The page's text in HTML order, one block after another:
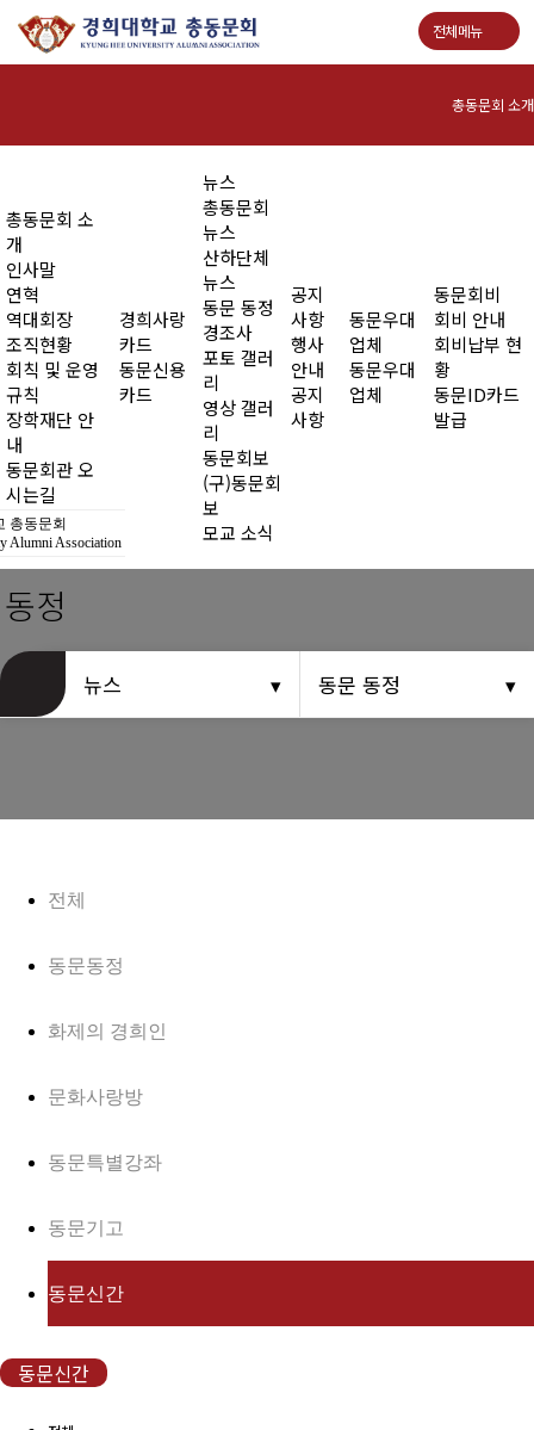
전체메뉴
총동문회 소개
연혁
역대회장
조직현황
회칙 및 운영규칙
장학재단 안내
동문회관 오시는길
동문신용카드
영상 갤러리
동문회보
(구)동문회보
행사안내
총동문회 소
개
인사말
연혁
역대회장
조직현황
회칙 및 운영
규칙
장학재단 안
내
동문회관 오
시는길
경희사랑
카드
동문신용
카드
뉴스
총동문회
뉴스
산하단체
뉴스
동문 동정
경조사
포토 갤러
리
영상 갤러
리
동문회보
(구)동문회
보
모교 소식
공지
사항
행사
안내
공지
사항
동문우대
업체
동문우대
업체
동문회비
회비 안내
회비납부 현
황
동문ID카드
발급
총동문회
Alumni Association
정
뉴스 동문 동정
전체
동문동정
화제의 경희인
문화사랑방
동문특별강좌
동문기고
동문신간
동문신간